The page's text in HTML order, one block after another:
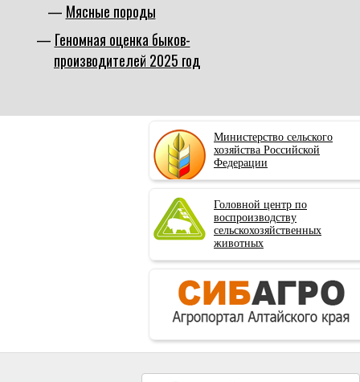
Мясные породы
Геномная оценка быков-
производителей 2025 год
Министерство сельского
хозяйства Российской
Федерации
Головной центр по
воспроизводству
сельскохозяйственных
животных